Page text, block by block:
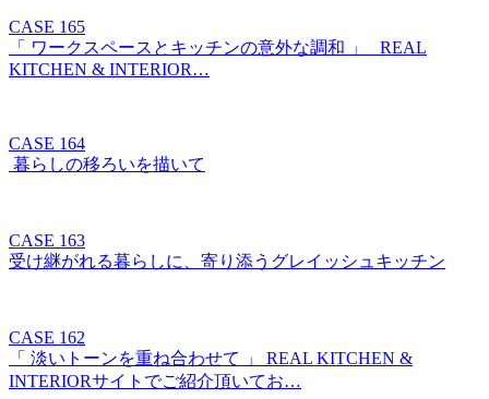
CASE 165
「 ワークスペースとキッチンの意外な調和 」 REAL
KITCHEN & INTERIOR…
CASE 164
暮らしの移ろいを描いて
CASE 163
受け継がれる暮らしに、寄り添うグレイッシュキッチン
CASE 162
「 淡いトーンを重ね合わせて 」 REAL KITCHEN &
INTERIORサイトでご紹介頂いてお…